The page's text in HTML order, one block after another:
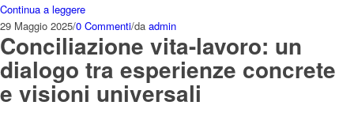
Continua a leggere
29 Maggio 2025/0 Commenti/da admin
Conciliazione vita-lavoro: un
dialogo tra esperienze concrete
e visioni universali